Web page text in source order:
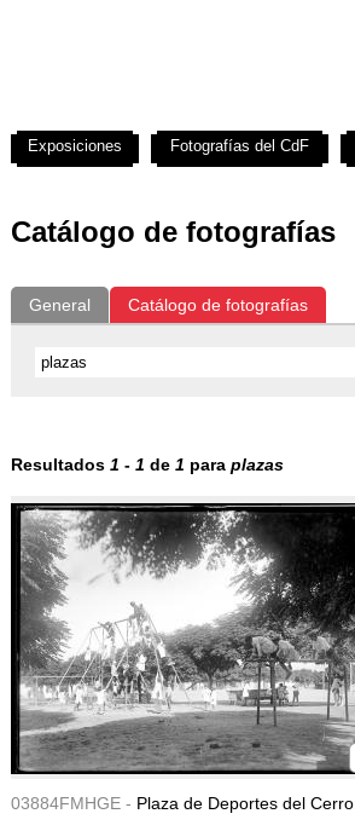
Catálogo de fotografías
General Catálogo de fotografías
Resultados 1 - 1 de 1 para plazas
03884FMHGE - Plaza de Deportes del Cerro.
Exposiciones Fotografías del CdF